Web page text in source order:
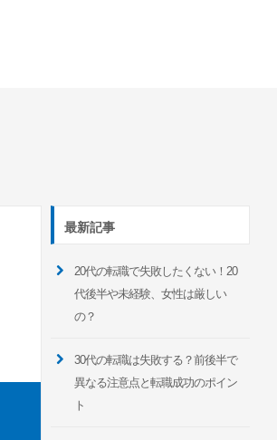
最新記事
20代の転職で失敗したくない！20
代後半や未経験、女性は厳しい
の？
30代の転職は失敗する？前後半で
異なる注意点と転職成功のポイン
ト